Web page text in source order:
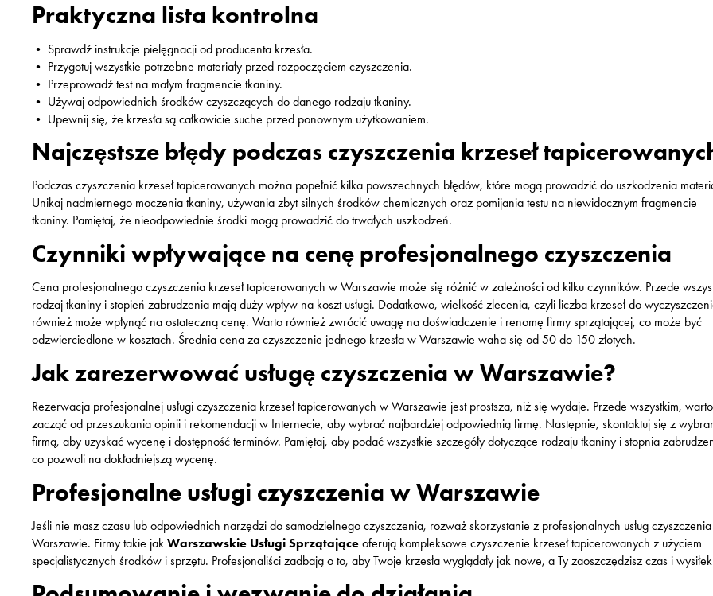
Praktyczna lista kontrolna
• Sprawdź instrukcje pielęgnacji od producenta krzesła.
• Przygotuj wszystkie potrzebne materiały przed rozpoczęciem czyszczenia.
• Przeprowadź test na małym fragmencie tkaniny.
• Używaj odpowiednich środków czyszczących do danego rodzaju tkaniny.
• Upewnij się, że krzesła są całkowicie suche przed ponownym użytkowaniem.
Najczęstsze błędy podczas czyszczenia krzeseł
Podczas czyszczenia krzeseł tapicerowanych można popełnić kilka powszechnych błędów, które mogą prowadzić do uszkodzenia
Unikaj nadmiernego moczenia tkaniny, używania zbyt silnych środków chemicznych oraz pomijania testu na niewidocznym fragmencie
tkaniny. Pamiętaj, że nieodpowiednie środki mogą prowadzić do trwałych uszkodzeń.
Czynniki wpływające na cenę profesjonalnego czyszczenia
Cena profesjonalnego czyszczenia krzeseł tapicerowanych w Warszawie może się różnić w zależności od kilku czynników. Przede
rodzaj tkaniny i stopień zabrudzenia mają duży wpływ na koszt usługi. Dodatkowo, wielkość zlecenia, czyli liczba krzeseł do
również może wpłynąć na ostateczną cenę. Warto również zwrócić uwagę na doświadczenie i renomę firmy sprzątającej, co może być
odzwierciedlone w kosztach. Średnia cena za czyszczenie jednego krzesła w Warszawie waha się od 50 do 150 złotych.
Jak zarezerwować usługę czyszczenia w Warszawie?
Rezerwacja profesjonalnej usługi czyszczenia krzeseł tapicerowanych w Warszawie jest prostsza, niż się wydaje. Przede wszystkim, warto
zacząć od przeszukania opinii i rekomendacji w Internecie, aby wybrać najbardziej odpowiednią firmę. Następnie, skontaktuj się z
firmą, aby uzyskać wycenę i dostępność terminów. Pamiętaj, aby podać wszystkie szczegóły dotyczące rodzaju tkaniny i stopnia
co pozwoli na dokładniejszą wycenę.
Profesjonalne usługi czyszczenia w Warszawie
Jeśli nie masz czasu lub odpowiednich narzędzi do samodzielnego czyszczenia, rozważ skorzystanie z profesjonalnych usług
Warszawie. Firmy takie jakWarszawskie Usługi Sprzątające oferują kompleksowe czyszczenie krzeseł tapicerowanych z użyciem
specjalistycznych środków i sprzętu. Profesjonaliści zadbają o to, aby Twoje krzesła wyglądały jak nowe, a Ty zaoszczędzisz czas i